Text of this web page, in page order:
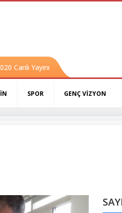
Canlı Yayını
SPOR GENÇ VİZYON